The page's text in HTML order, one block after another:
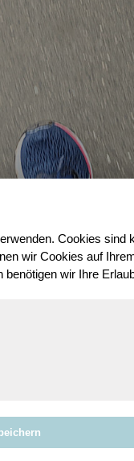
Sonntags. Ich
vom Fußballplatz
Cookies sind
wir Cookies auf
benötigen wir Ihre